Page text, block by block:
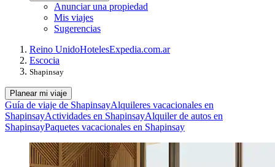
Anunciar una propiedad
Mis viajes
Sugerencias
Reino UnidoHotelesExpedia.com.ar
Escocia
Shapinsay
Planear mi viaje
Guía de viaje de ShapinsayAlquileres vacacionales en
ShapinsayActividades en ShapinsayAlquiler de autos en
ShapinsayPaquetes vacacionales en Shapinsay